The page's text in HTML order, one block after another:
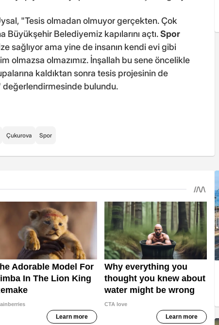
"Tesis olmadan olmuyor gerçekten. Çok
Büyükşehir Belediyemiz kapılarını açtı.Spor
sağlıyor ama yine de insanın kendi evi gibi
olmazsa olmazımız. İnşallah bu sene öncelikle
kaldıktan sonra tesis projesinin de
değerlendirmesinde bulundu.
Çukurova Spor